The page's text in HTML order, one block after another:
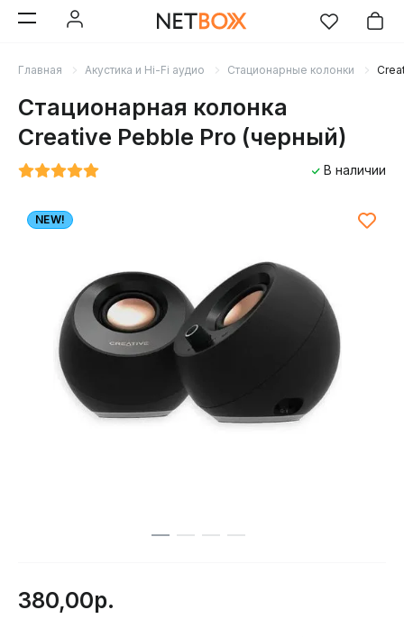
Главная Акустика и Hi-Fi аудио Стационарные колонки
Стационарная колонка
Creative Pebble Pro (черный)
В наличии
NEW!
380,00р.